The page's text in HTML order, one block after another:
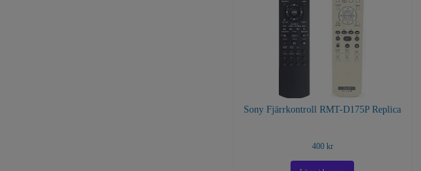
Sony Fjärrkontroll RMT-D175P Replica
400 kr